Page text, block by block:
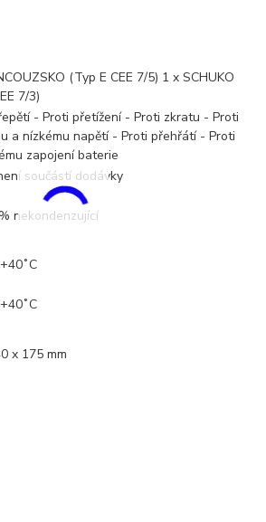
(Typ E CEE 7/5) 1 x SCHUKO
7/3)
- Proti přetížení - Proti zkratu - Proti
a nízkému napětí - Proti přehřátí - Proti
zapojení baterie
součástí dodávky
nekondenzující
x 175 mm